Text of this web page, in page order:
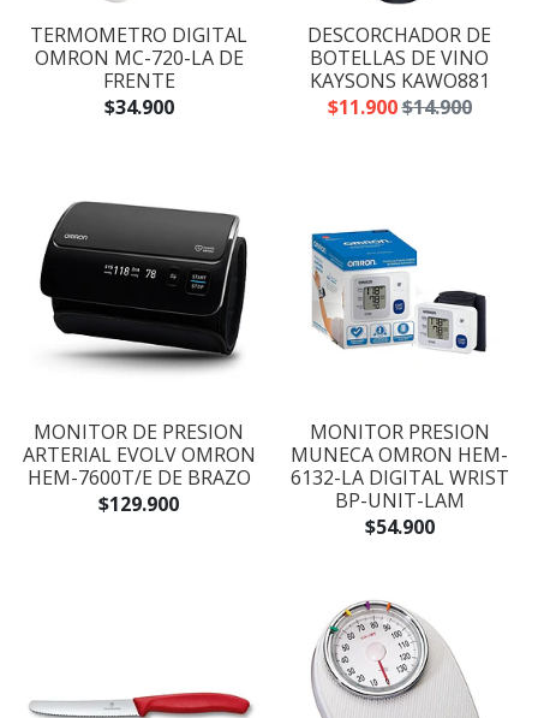
TERMOMETRO DIGITAL
OMRON MC-720-LA DE
FRENTE
$34.900
DESCORCHADOR DE
BOTELLAS DE VINO
KAYSONS KAWO881
$11.900$14.900
MONITOR DE PRESION
ARTERIAL EVOLV OMRON
HEM-7600T/E DE BRAZO
$129.900
MONITOR PRESION
MUNECA OMRON HEM-
6132-LA DIGITAL WRIST
BP-UNIT-LAM
$54.900